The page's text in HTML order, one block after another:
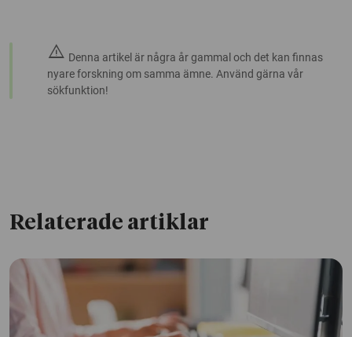
warning Denna artikel är några år gammal och det kan finnas
nyare forskning om samma ämne. Använd gärna vår
sökfunktion!
Relaterade artiklar